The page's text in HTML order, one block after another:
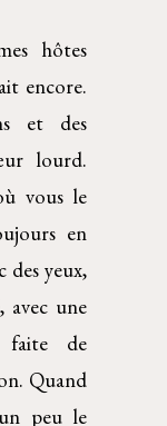
hôtes
encore.
et des
lourd.
vous le
en
des yeux,
avec une
faite de
Quand
peu le